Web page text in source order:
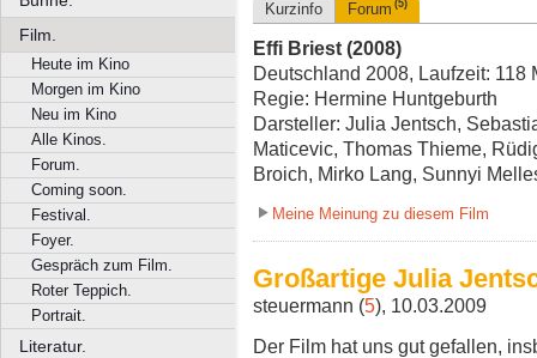
Film.
Heute im Kino
Morgen im Kino
Neu im Kino
Alle Kinos.
Forum.
Coming soon.
Festival.
Foyer.
Gespräch zum Film.
Roter Teppich.
Portrait.
Literatur.
Kurzinfo Forum (5)
Effi Briest (2008)
Deutschland 2008, Laufzeit: 118
Regie: Hermine Huntgeburth
Darsteller: Julia Jentsch,
Maticevic, Thomas Thieme,
Broich, Mirko Lang, Sunnyi
Meine Meinung zu diesem Film
Großartige Julia
steuermann (5), 10.03.2009
Der Film hat uns gut gefallen,